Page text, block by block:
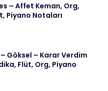
– Affet Keman, Org,
Piyano Notaları
Göksel – Karar Verdim
Flüt, Org, Piyano